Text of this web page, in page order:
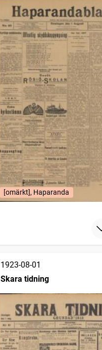
[omärkt], Haparanda
1923-08-01
Skara tidning